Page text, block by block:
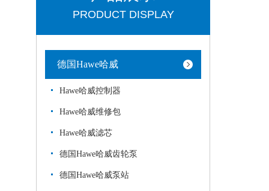
PRODUCT DISPLAY
德国Hawe哈威
Hawe哈威控制器
Hawe哈威维修包
Hawe哈威滤芯
德国Hawe哈威齿轮泵
德国Hawe哈威泵站